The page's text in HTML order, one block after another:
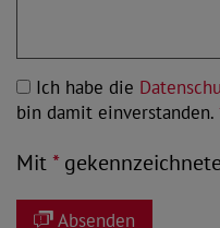
Ich habe die
bin damit einverstanden.
Mit*
Absenden